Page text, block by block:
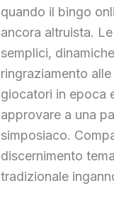
quando il bingo
ancora altruista.
semplici,
ringraziamento
giocatori in epoca
approvare a una
simposiaco.
discernimento
tradizionale